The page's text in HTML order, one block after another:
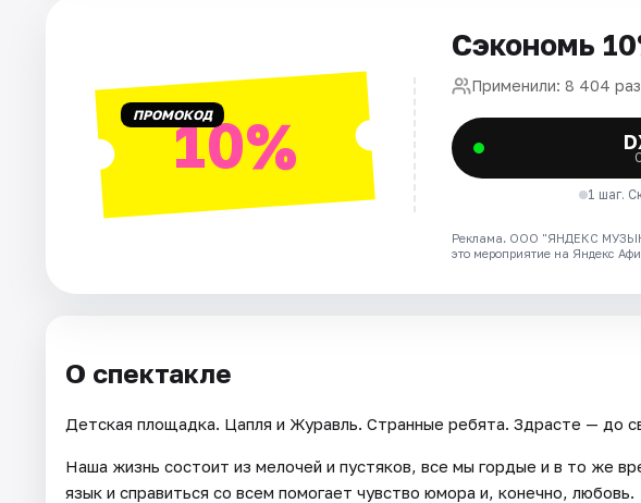
ПРОМОКОД10%
Сэкономь
Применили: 8 404 раз
1 шаг.
Реклама. ООО "ЯНДЕКС
это мероприятие на Яндекс
О спектакле
Детская площадка. Цапля и Журавль. Странные ребята. Здрасте — до
Наша жизнь состоит из мелочей и пустяков, все мы гордые и в то же
язык и справиться со всем помогает чувство юмора и, конечно, любовь.